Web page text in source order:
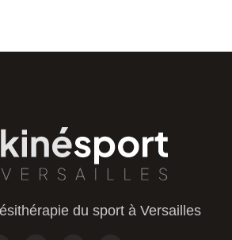
du sport à Versailles